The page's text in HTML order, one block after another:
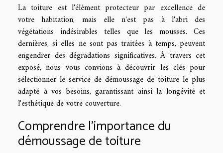
La toiture est l'élément protecteur par excellence de
votre habitation, mais elle n'est pas à l'abri des
végétations indésirables telles que les mousses. Ces
dernières, si elles ne sont pas traitées à temps, peuvent
engendrer des dégradations significatives. À travers cet
exposé, nous vous convions à découvrir les clés pour
sélectionner le service de démoussage de toiture le plus
adapté à vos besoins, garantissant ainsi la longévité et
l'esthétique de votre couverture.
Comprendre l'importance du
démoussage de toiture